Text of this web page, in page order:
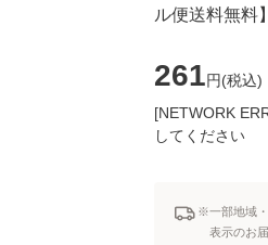
ル便送料無料】
261円(税込)
[NETWORK
してください
※一部地域
表示のお